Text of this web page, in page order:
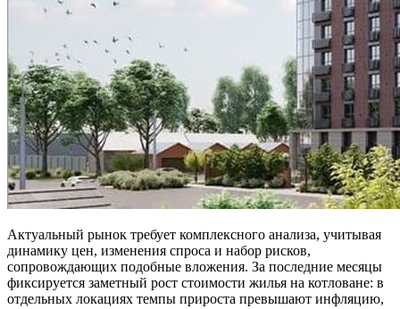
Актуальный рынок требует комплексного анализа, учитывая
динамику цен, изменения спроса и набор рисков,
сопровождающих подобные вложения. За последние месяцы
фиксируется заметный рост стоимости жилья на котловане: в
отдельных локациях темпы прироста превышают инфляцию,